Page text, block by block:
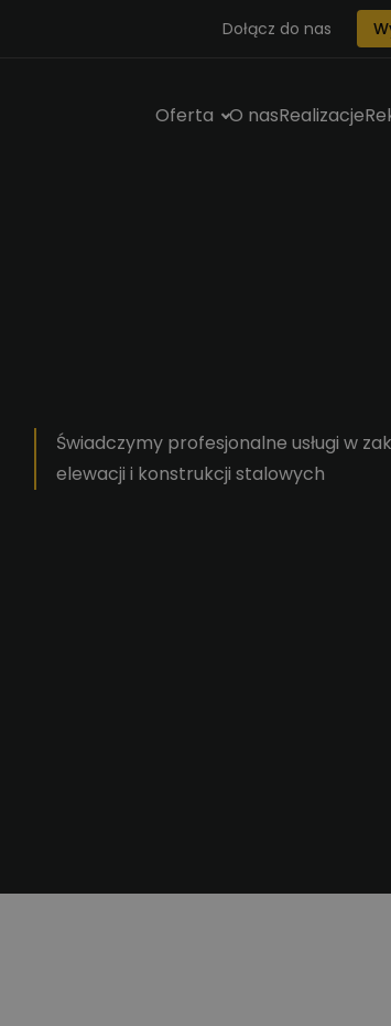
Dołącz do nas
Oferta O nasRealizacje
Świadczymy profesjonalne usługi w
elewacji i konstrukcji stalowych